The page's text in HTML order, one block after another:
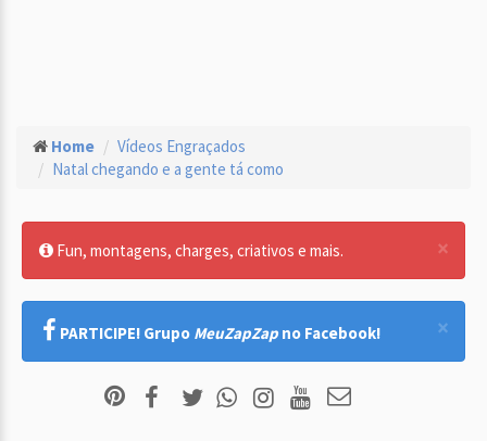
Home
Vídeos Engraçados
Natal chegando e a gente tá como
×
Fun, montagens, charges, criativos e mais.
×
PARTICIPE! Grupo MeuZapZap no Facebook!